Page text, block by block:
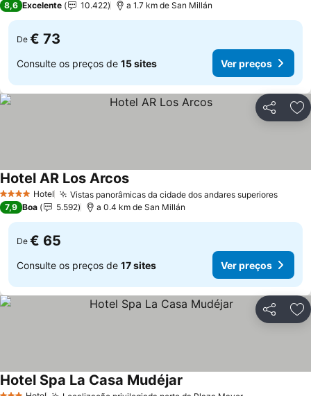
8,6 Excelente 10.422 a 1.7 km de San Millán
De € 73
Consulte os preços de 15 sites Ver preços
Partilhar
4 EstrelasHotel Vistas panorâmicas da cidade dos andares superiores
Hotel AR Los Arcos
7,9 Boa 5.592 a 0.4 km de San Millán
De € 65
Consulte os preços de 17 sites Ver preços
Partilhar
Hotel Spa La Casa Mudéjar